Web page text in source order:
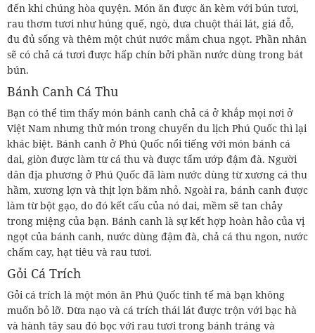
đến khi chúng hòa quyện. Món ăn được ăn kèm với bún tươi,
rau thơm tươi như húng quế, ngò, dưa chuột thái lát, giá đỗ,
đu đủ sống và thêm một chút nước mắm chua ngọt. Phần nhân
sẽ có chả cá tươi được hấp chín bởi phần nước dùng trong bát
bún.
Bánh Canh Cá Thu
Bạn có thể tìm thấy món bánh canh chả cá ở khắp mọi nơi ở
Việt Nam nhưng thử món trong chuyến du lịch Phú Quốc thì lại
khác biệt. Bánh canh ở Phú Quốc nổi tiếng với món bánh cá
dai, giòn được làm từ cá thu và được tẩm ướp đậm đà. Người
dân địa phương ở Phú Quốc đã làm nước dùng từ xương cá thu
hầm, xương lợn và thịt lợn băm nhỏ. Ngoài ra, bánh canh được
làm từ bột gạo, do đó kết cấu của nó dai, mềm sẽ tan chảy
trong miệng của bạn. Bánh canh là sự kết hợp hoàn hảo của vị
ngọt của bánh canh, nước dùng đậm đà, chả cá thu ngon, nước
chấm cay, hạt tiêu và rau tươi.
Gỏi Cá Trích
Gỏi cá trích là một món ăn Phú Quốc tinh tế mà bạn không
muốn bỏ lỡ. Dừa nạo và cá trích thái lát được trộn với bạc hà
và hành tây sau đó bọc với rau tươi trong bánh tráng và